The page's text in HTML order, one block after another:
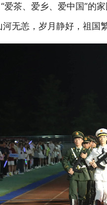
爱茶、爱乡、爱中国”
无恙，岁月静好，祖国